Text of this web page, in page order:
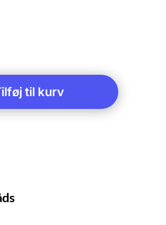
til kurv